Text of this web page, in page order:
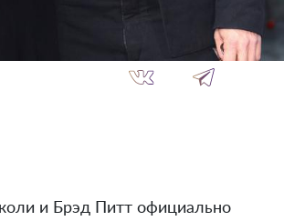
и Брэд Питт официально